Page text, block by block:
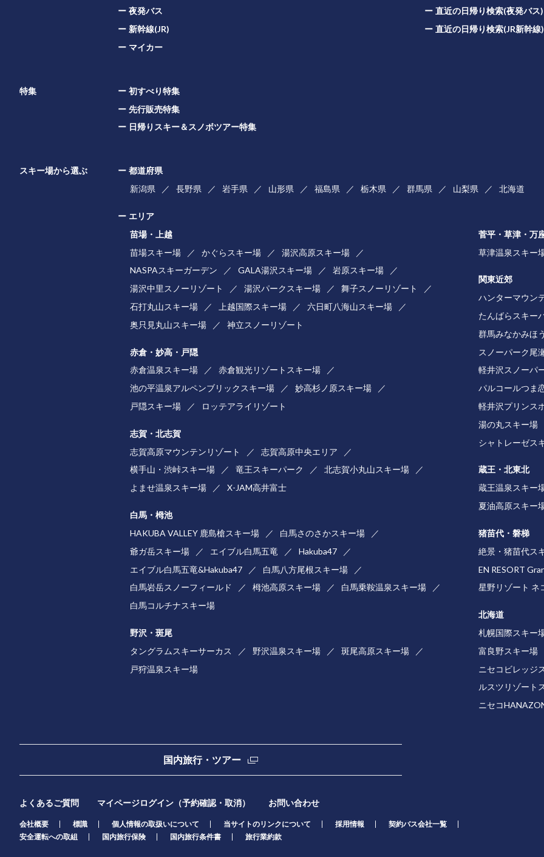
夜発バス
新幹線(JR)
マイカー
直近の日帰り検索(夜発バス)
直近の日帰り検索(JR新幹線)
特集
初すべり特集
先行販売特集
日帰りスキー＆スノボツアー特集
スキー場から選ぶ
都道府県
新潟県
長野県 岩手県 山形県 福島県 栃木県 群馬県 山梨県 北海道
エリア
苗場・上越
苗場スキー場
かぐらスキー場
湯沢高原スキー場
NASPAスキーガーデン
GALA湯沢スキー場
岩原スキー場
湯沢中里スノーリゾート
湯沢パークスキー場
舞子スノーリゾート
石打丸山スキー場
上越国際スキー場
六日町八海山スキー場
奥只見丸山スキー場
神立スノーリゾート
赤倉・妙高・戸隠
赤倉温泉スキー場
赤倉観光リゾートスキー場
池の平温泉アルペンブリックスキー場
妙高杉ノ原スキー場
戸隠スキー場
ロッテアライリゾート
志賀・北志賀
志賀高原マウンテンリゾート
志賀高原中央エリア
横手山・渋峠スキー場
竜王スキーパーク
北志賀小丸山スキー場
よませ温泉スキー場
X-JAM高井富士
白馬・栂池
HAKUBA VALLEY 鹿島槍スキー場
白馬さのさかスキー場
爺ガ岳スキー場
エイブル白馬五竜
Hakuba47
エイブル白馬五竜&Hakuba47
白馬八方尾根スキー場
白馬岩岳スノーフィールド
栂池高原スキー場
白馬乗鞍温泉スキー場
白馬コルチナスキー場
野沢・斑尾
タングラムスキーサーカス
野沢温泉スキー場
斑尾高原スキー場
戸狩温泉スキー場
菅平・草津・万
草津温泉スキー
関東近郊
ハンターマウン
たんばらスキー
群馬みなかみほ
スノーパーク尾
軽井沢スノーパ
パルコールつま
軽井沢プリンス
湯の丸スキー場
シャトレーゼス
蔵王・北東北
蔵王温泉スキー
夏油高原スキー
猪苗代・磐梯
絶景・猪苗代ス
EN RESORT
星野リゾート ネ
北海道
札幌国際スキー
富良野スキー場
ニセコビレッジ
ルスツリゾート
ニセコ
国内旅行・ツアー
よくあるご質問 マイページログイン（予約確認・取消） お問い合わせ
会社概要 標識 個人情報の取扱いについて 当サイトのリンクについて 採用情報
契約バス会社一覧
安全運転への取組
国内旅行保険 国内旅行条件書 旅行業約款